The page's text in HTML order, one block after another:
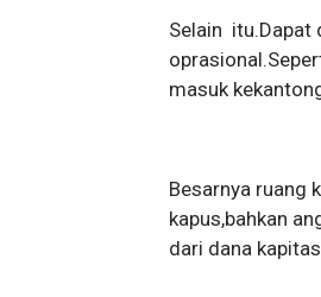
Selain itu.Dapat
masuk
Besarnya ruang
kapus,bahkan
dari dana